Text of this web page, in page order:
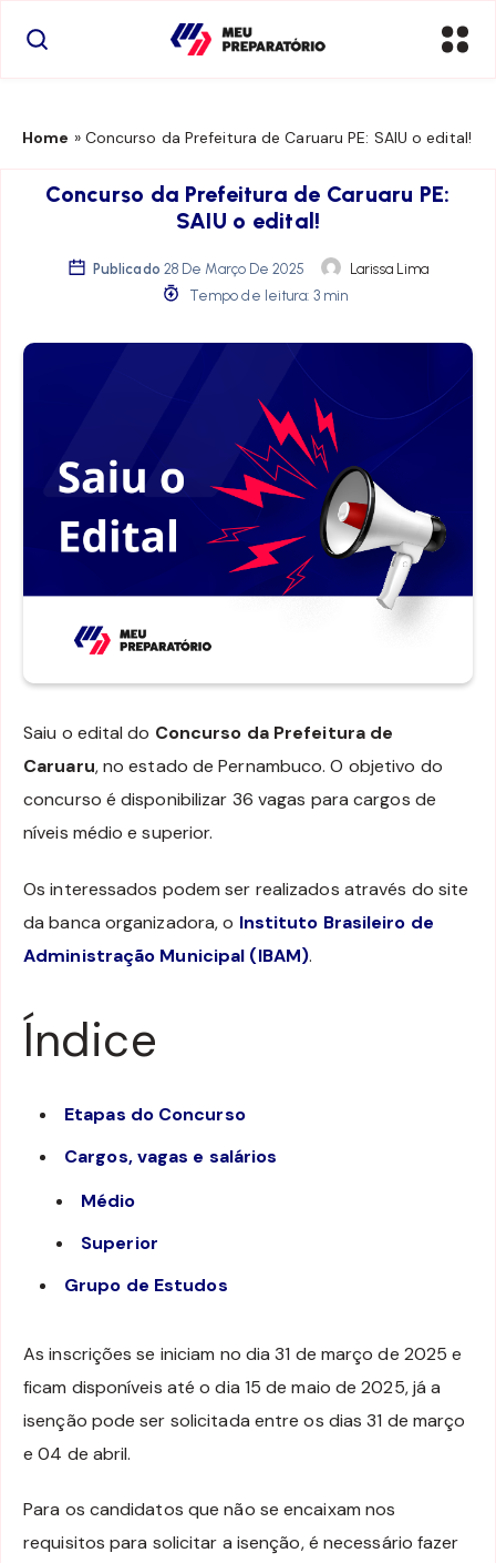
Home » Concurso da Prefeitura de Caruaru PE: SAIU o edital!
Concurso da Prefeitura de Caruaru PE:
SAIU o edital!
Publicado 28 De Março De 2025
Larissa Lima
Tempo de leitura: 3 min
Saiu o edital do Concurso da Prefeitura de
Caruaru, no estado de Pernambuco. O objetivo do
concurso é disponibilizar 36 vagas para cargos de
níveis médio e superior.
Os interessados podem ser realizados através do site
da banca organizadora, o Instituto Brasileiro de
Administração Municipal (IBAM).
Índice
Etapas do Concurso
Cargos, vagas e salários
Médio
Superior
Grupo de Estudos
As inscrições se iniciam no dia 31 de março de 2025 e
ficam disponíveis até o dia 15 de maio de 2025, já a
isenção pode ser solicitada entre os dias 31 de março
e 04 de abril.
Para os candidatos que não se encaixam nos
requisitos para solicitar a isenção, é necessário fazer